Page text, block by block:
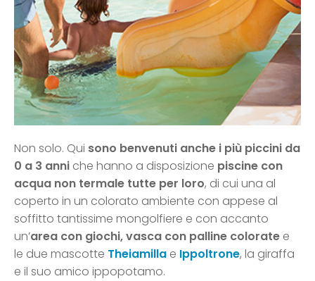
Non solo. Qui sono benvenuti anche i più piccini da
0 a 3 anni che hanno a disposizione piscine con
acqua non termale tutte per loro, di cui una al
coperto in un colorato ambiente con appese al
soffitto tantissime mongolfiere e con accanto
un’area con giochi, vasca con palline colorate e
le due mascotte Theiamilla e Ippoltrone, la giraffa
e il suo amico ippopotamo.